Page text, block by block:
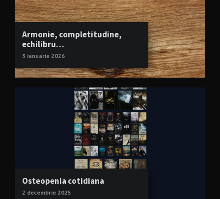
Armonie, completitudine,
echilibru…
3 ianuarie 2026
Osteopenia cotidiana
2 decembrie 2025